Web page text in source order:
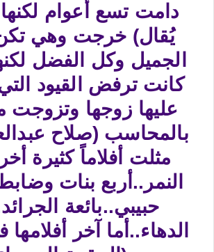
دامت تسع أعوام
يُقال) خرجت وهي
الجميل وكل الفضل
كانت ترفض القيود
عليها زوجها وتزوجت
بالمحاسب (صلاح
مثلت أفلاماً كثيرة
النمر..أربع بنات
حبيبي..بائعة
الدهاء..أما آخر